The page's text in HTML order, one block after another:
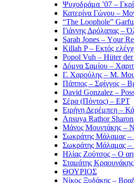
Ψυχοδράμα ’07 –
Κατερίνα Γώγου –
“The Loophole”
Γιάννης Δρόλαπας –
Sarah Jones – Υour
Killah P – Εκτός
Popol Vuh – Hüter
Δόμνα Σαμίου –
Γ. Χαρούλης – Μ.
Πάππος – Σφίγγος –
David Gonzalez –
Σέρα (Πόντος) – ΕΡΤ
Ειρήνη Δερέμπεη –
Ansuya Rathor
Μάνος Μουντάκης –
Σωκράτης Μάλαμας
Σωκράτης Μάλαμας –
Ηλίας Ζούτσος – Ο
Σταμάτης
ΘΟΥΡΙΟΣ
Νίκος Ξυδάκης –